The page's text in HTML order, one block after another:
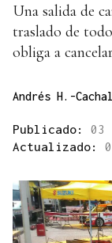
Una salida de
traslado de
obliga a
Andrés H.-
Publicado: 03
Actualizado: